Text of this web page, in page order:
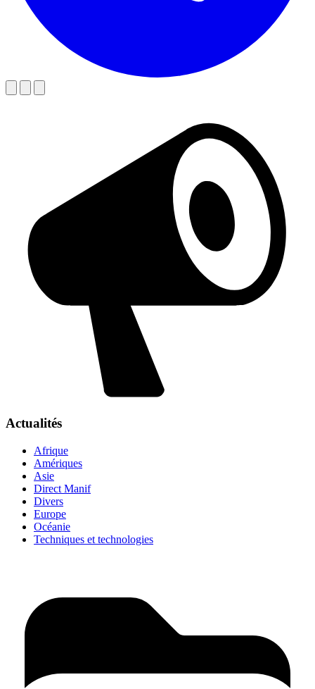
Actualités
Afrique
Amériques
Asie
Direct Manif
Divers
Europe
Océanie
Techniques et technologies